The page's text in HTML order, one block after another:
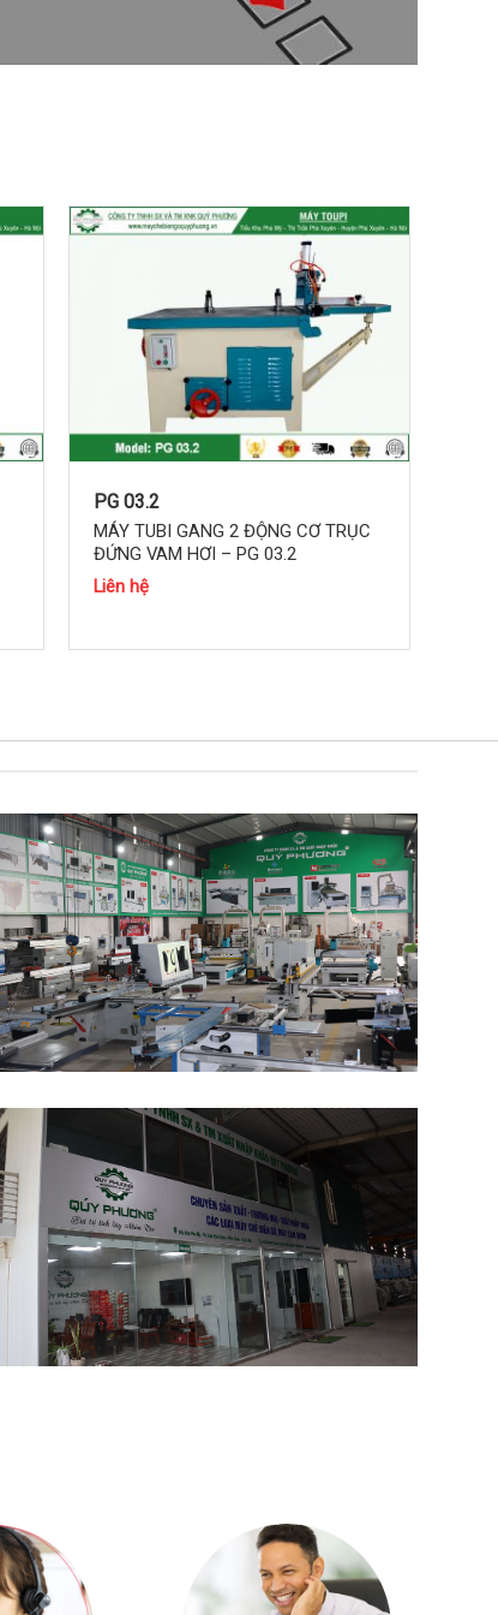
PG 03.2
MÁY TUBI GANG 2 ĐỘNG CƠ TRỤC
ĐỨNG VAM HƠI – PG 03.2
Liên hệ